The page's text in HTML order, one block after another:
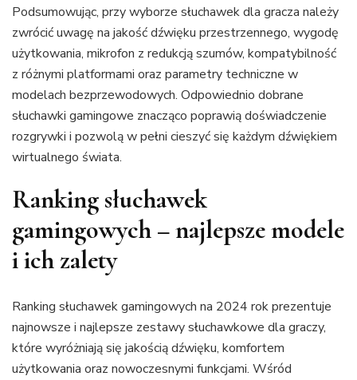
Podsumowując, przy wyborze słuchawek dla gracza należy
zwrócić uwagę na jakość dźwięku przestrzennego, wygodę
użytkowania, mikrofon z redukcją szumów, kompatybilność
z różnymi platformami oraz parametry techniczne w
modelach bezprzewodowych. Odpowiednio dobrane
słuchawki gamingowe znacząco poprawią doświadczenie
rozgrywki i pozwolą w pełni cieszyć się każdym dźwiękiem
wirtualnego świata.
Ranking słuchawek
gamingowych – najlepsze modele
i ich zalety
Ranking słuchawek gamingowych na 2024 rok prezentuje
najnowsze i najlepsze zestawy słuchawkowe dla graczy,
które wyróżniają się jakością dźwięku, komfortem
użytkowania oraz nowoczesnymi funkcjami. Wśród